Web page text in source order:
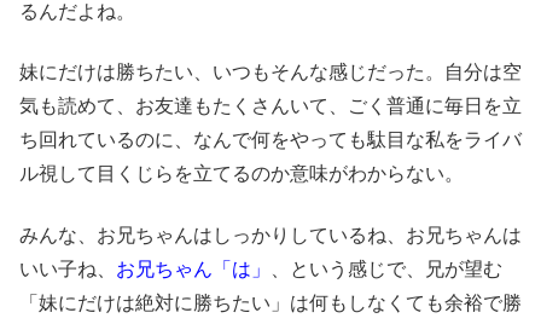
るんだよね。
妹にだけは勝ちたい、いつもそんな感じだった。自分は空
気も読めて、お友達もたくさんいて、ごく普通に毎日を立
ち回れているのに、なんで何をやっても駄目な私をライバ
ル視して目くじらを立てるのか意味がわからない。
みんな、お兄ちゃんはしっかりしているね、お兄ちゃんは
いい子ね、 お兄ちゃん「は」
、という感じで、兄が望む
「妹にだけは絶対に勝ちたい」は何もしなくても余裕で勝